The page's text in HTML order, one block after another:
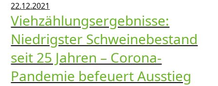
22.12.2021
Viehzählungsergebnisse:
Niedrigster Schweinebestand
seit 25 Jahren – Corona-
Pandemie befeuert Ausstieg